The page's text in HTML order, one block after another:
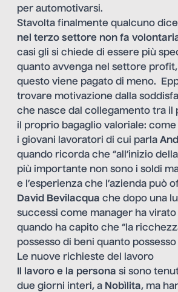
per automotivarsi.
Stavolta finalmente qualcuno
nel terzo settore non fa
casi gli si chiede di essere più
quanto avvenga nel settore
questo viene pagato di meno.
trovare motivazione dalla
che nasce dal collegamento tra il
il proprio bagaglio valoriale:
i giovani lavoratori di cui parla
quando ricorda che “all’inizio
più importante non sono i soldi
e l’esperienza che l’azienda può
David Bevilacqua che dopo una
successi come manager ha
quando ha capito che “la
possesso di beni quanto possesso
Le nuove richieste del lavoro
Il lavoro e la persona si sono
due giorni interi, a Nobìlita, ma